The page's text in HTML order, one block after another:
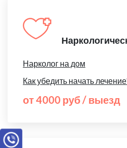
Нарколог на дом
Как убедить начать
от 4000 руб / выезд